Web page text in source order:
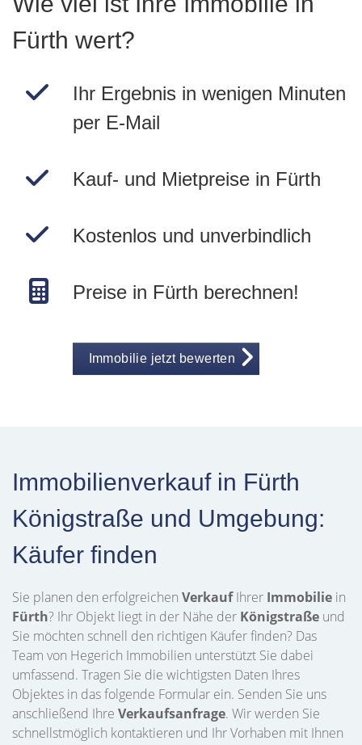
Fürth wert?
Ihr Ergebnis in wenigen Minuten
per E-Mail
Kauf- und Mietpreise in Fürth
Kostenlos und unverbindlich
Preise in Fürth berechnen!
Immobilie jetzt bewerten
Immobilienverkauf in Fürth
Königstraße und Umgebung:
Käufer finden
Sie planen den erfolgreichen VerkaufIhrer Immobilie in
Fürth? Ihr Objekt liegt in der Nähe der Königstraße und
Sie möchten schnell den richtigen Käufer finden? Das
Team von Hegerich Immobilien unterstützt Sie dabei
umfassend. Tragen Sie die wichtigsten Daten Ihres
Objektes in das folgende Formular ein. Senden Sie uns
anschließend Ihre Verkaufsanfrage. Wir werden Sie
schnellstmöglich kontaktieren und Ihr Vorhaben mit Ihnen